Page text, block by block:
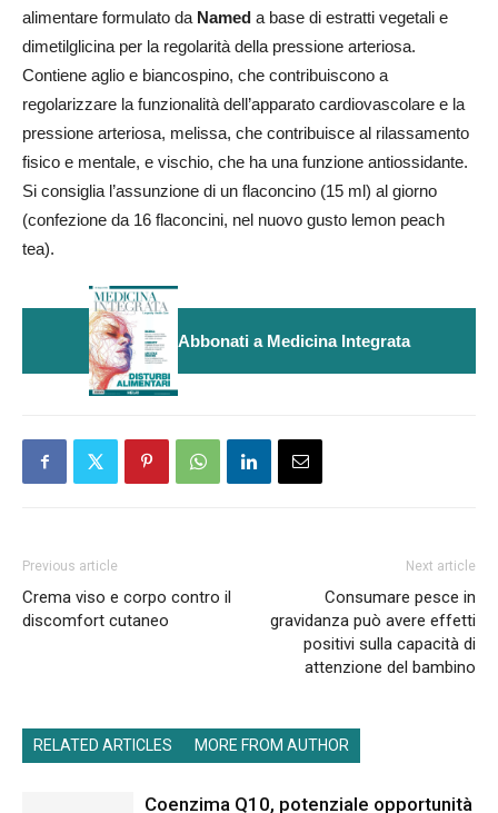
alimentare formulato da Named a base di estratti vegetali e
dimetilglicina per la regolarità della pressione arteriosa.
Contiene aglio e biancospino, che contribuiscono a
regolarizzare la funzionalità dell’apparato cardiovascolare e la
pressione arteriosa, melissa, che contribuisce al rilassamento
fisico e mentale, e vischio, che ha una funzione antiossidante.
Si consiglia l’assunzione di un flaconcino (15 ml) al giorno
(confezione da 16 flaconcini, nel nuovo gusto lemon peach
tea).
Abbonati a Medicina Integrata
Previous article
Crema viso e corpo contro il
discomfort cutaneo
Next article
Consumare pesce in
gravidanza può avere effetti
positivi sulla capacità di
attenzione del bambino
RELATED ARTICLES MORE FROM AUTHOR
Coenzima Q10, potenziale opportunità